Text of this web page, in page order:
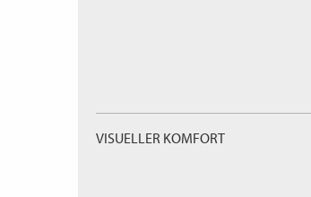
VISUELLER KOMFORT